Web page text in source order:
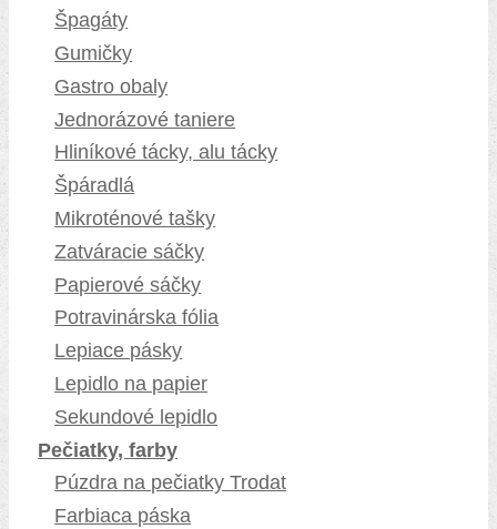
Špagáty
Gumičky
Gastro obaly
Jednorázové taniere
Hliníkové tácky, alu tácky
Špáradlá
Mikroténové tašky
Zatváracie sáčky
Papierové sáčky
Potravinárska fólia
Lepiace pásky
Lepidlo na papier
Sekundové lepidlo
Pečiatky, farby
Púzdra na pečiatky Trodat
Farbiaca páska